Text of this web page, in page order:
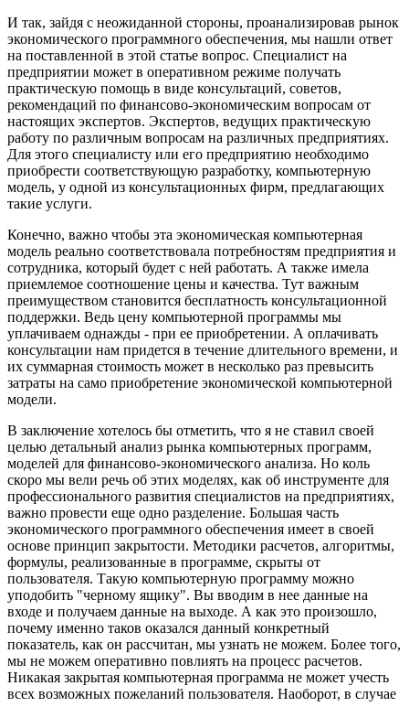
И так, зайдя с неожиданной стороны, проанализировав рынок
экономического программного обеспечения, мы нашли ответ
на поставленной в этой статье вопрос. Специалист на
предприятии может в оперативном режиме получать
практическую помощь в виде консультаций, советов,
рекомендаций по финансово-экономическим вопросам от
настоящих экспертов. Экспертов, ведущих практическую
работу по различным вопросам на различных предприятиях.
Для этого специалисту или его предприятию необходимо
приобрести соответствующую разработку, компьютерную
модель, у одной из консультационных фирм, предлагающих
такие услуги.
Конечно, важно чтобы эта экономическая компьютерная
модель реально соответствовала потребностям предприятия и
сотрудника, который будет с ней работать. А также имела
приемлемое соотношение цены и качества. Тут важным
преимуществом становится бесплатность консультационной
поддержки. Ведь цену компьютерной программы мы
уплачиваем однажды - при ее приобретении. А оплачивать
консультации нам придется в течение длительного времени, и
их суммарная стоимость может в несколько раз превысить
затраты на само приобретение экономической компьютерной
модели.
В заключение хотелось бы отметить, что я не ставил своей
целью детальный анализ рынка компьютерных программ,
моделей для финансово-экономического анализа. Но коль
скоро мы вели речь об этих моделях, как об инструменте для
профессионального развития специалистов на предприятиях,
важно провести еще одно разделение. Большая часть
экономического программного обеспечения имеет в своей
основе принцип закрытости. Методики расчетов, алгоритмы,
формулы, реализованные в программе, скрыты от
пользователя. Такую компьютерную программу можно
уподобить "черному ящику". Вы вводим в нее данные на
входе и получаем данные на выходе. А как это произошло,
почему именно таков оказался данный конкретный
показатель, как он рассчитан, мы узнать не можем. Более того,
мы не можем оперативно повлиять на процесс расчетов.
Никакая закрытая компьютерная программа не может учесть
всех возможных пожеланий пользователя. Наоборот, в случае